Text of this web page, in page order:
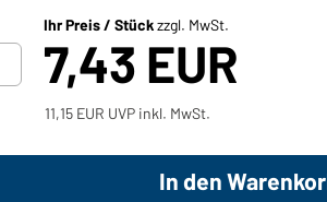
Sie
Ihr Preis / Stückzzgl. MwSt.
7,43 EUR
11,15 EUR UVP inkl. MwSt.
In den